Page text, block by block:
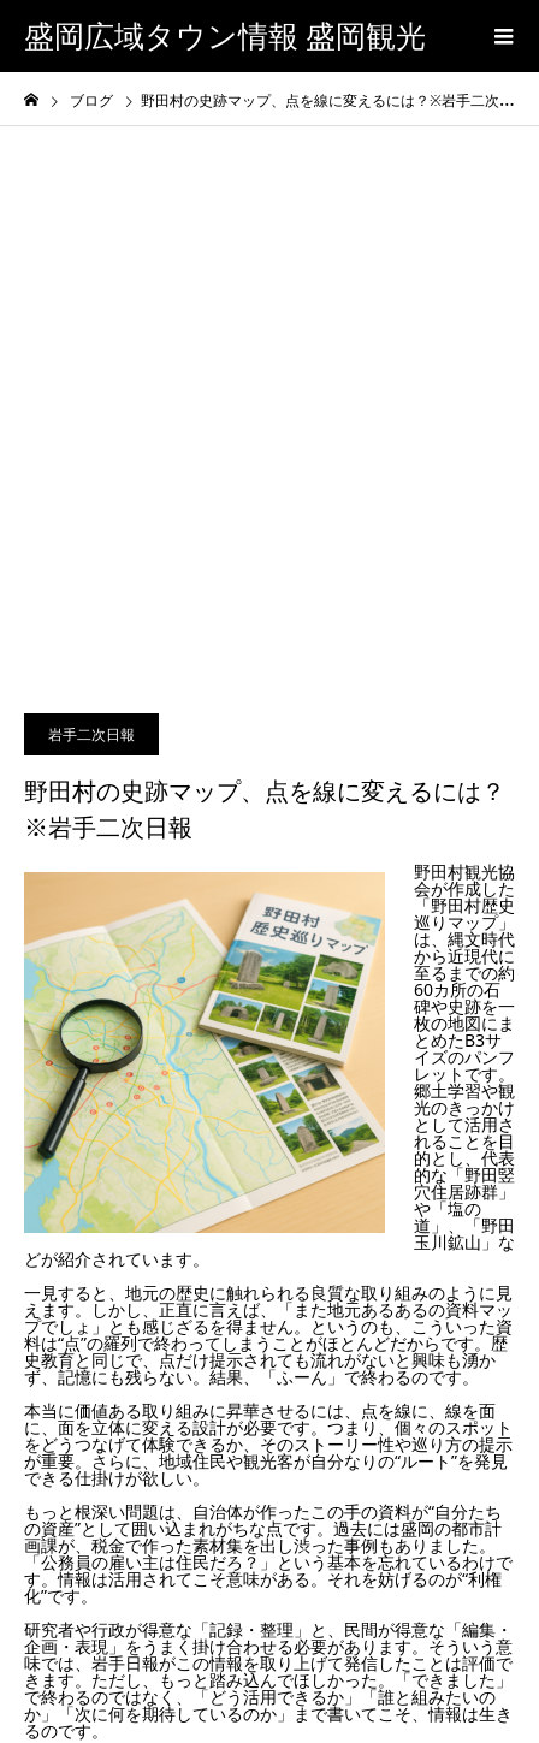
盛岡広域タウン情報 盛岡観光
ブログ 野田村の史跡マップ、点を線に変えるには？※岩手二次日報
岩手二次日報
野田村の史跡マップ、点を線に変えるには？
※岩手二次日報
野田村観光協
会が作成した
「野田村歴史
巡りマップ」
は、縄文時代
から近現代に
至るまでの約
60カ所の石
碑や史跡を一
枚の地図にま
とめたB3サ
イズのパンフ
レットです。
郷土学習や観
光のきっかけ
として活用さ
れることを目
的とし、代表
的な「野田竪
穴住居跡群」
や「塩の
道」、「野田
玉川鉱山」な
どが紹介されています。
一見すると、地元の歴史に触れられる良質な取り組みのように見
えます。しかし、正直に言えば、「また地元あるあるの資料マッ
プでしょ」とも感じざるを得ません。というのも、こういった資
料は“点”の羅列で終わってしまうことがほとんどだからです。歴
史教育と同じで、点だけ提示されても流れがないと興味も湧か
ず、記憶にも残らない。結果、「ふーん」で終わるのです。
本当に価値ある取り組みに昇華させるには、点を線に、線を面
に、面を立体に変える設計が必要です。つまり、個々のスポット
をどうつなげて体験できるか、そのストーリー性や巡り方の提示
が重要。さらに、地域住民や観光客が自分なりの“ルート”を発見
できる仕掛けが欲しい。
もっと根深い問題は、自治体が作ったこの手の資料が“自分たち
の資産”として囲い込まれがちな点です。過去には盛岡の都市計
画課が、税金で作った素材集を出し渋った事例もありました。
「公務員の雇い主は住民だろ？」という基本を忘れているわけで
す。情報は活用されてこそ意味がある。それを妨げるのが“利権
化”です。
研究者や行政が得意な「記録・整理」と、民間が得意な「編集・
企画・表現」をうまく掛け合わせる必要があります。そういう意
味では、岩手日報がこの情報を取り上げて発信したことは評価で
きます。ただし、もっと踏み込んでほしかった。「できました」
で終わるのではなく、「どう活用できるか」「誰と組みたいの
か」「次に何を期待しているのか」まで書いてこそ、情報は生き
るのです。